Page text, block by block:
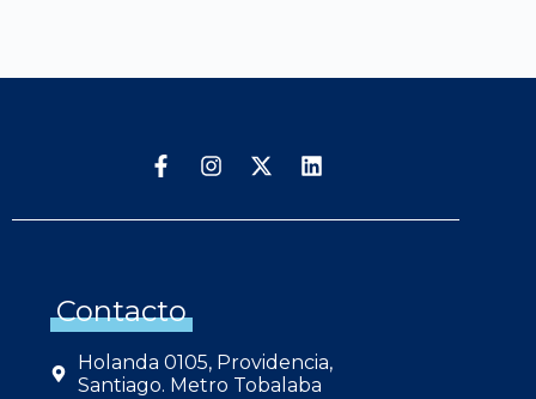
Contacto
Holanda 0105, Providencia,
Santiago. Metro Tobalaba